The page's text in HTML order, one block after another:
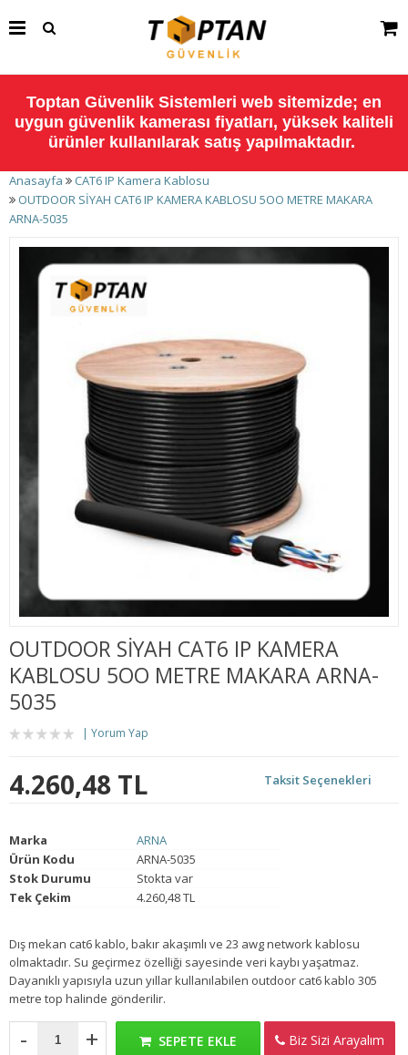
Toptan Güvenlik Sistemleri web sitemizde; en
uygun güvenlik kamerası fiyatları, yüksek kaliteli
ürünler kullanılarak satış yapılmaktadır.
Anasayfa
CAT6 IP Kamera Kablosu
OUTDOOR SİYAH CAT6 IP KAMERA KABLOSU 5OO METRE MAKARA
ARNA-5035
OUTDOOR SİYAH CAT6 IP KAMERA
KABLOSU 5OO METRE MAKARA ARNA-
5035
Yorum Yap
4.260,48 TL Taksit Seçenekleri
Marka
ARNA
Ürün Kodu
ARNA-5035
Stok Durumu
Stokta var
Tek Çekim
4.260,48 TL
Dış mekan cat6 kablo, bakır akaşımlı ve 23 awg network kablosu
olmaktadır. Su geçirmez özelliği sayesinde veri kaybı yaşatmaz.
Dayanıklı yapısıyla uzun yıllar kullanılabilen outdoor cat6 kablo 305
metre top halinde gönderilir.
- + SEPETE EKLE Biz Sizi Arayalım